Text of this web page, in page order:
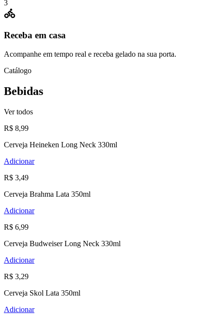
3
Receba em casa
Acompanhe em tempo real e receba gelado na sua porta.
Catálogo
Bebidas
Ver todos
R$ 8,99
Cerveja Heineken Long Neck 330ml
Adicionar
R$ 3,49
Cerveja Brahma Lata 350ml
Adicionar
R$ 6,99
Cerveja Budweiser Long Neck 330ml
Adicionar
R$ 3,29
Cerveja Skol Lata 350ml
Adicionar